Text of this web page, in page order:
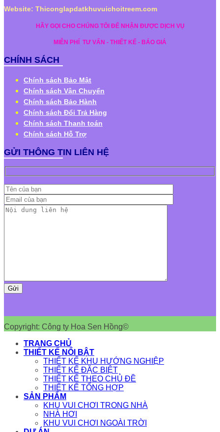
Website: Thiconglapdatkhuvuichoitreem.com
HÃY GỌI CHO CHÚNG TÔI ĐỂ NHẬN ĐƯỢC DỊCH VỤ
MIỄN PHÍ TƯ VẤN - THIẾT KẾ - BÁO GIÁ
CHÍNH SÁCH
Chính sách Bảo Mật
Chính sách Vận Chuyển
Chính sách Bảo Hành
Chính sách Đổi Trả Hàng
Chính sách Thanh toán
Chính sách Hỗ Trợ
GỬI THÔNG TIN LIÊN HỆ
Copyright: Công ty Hoa Sen Hồng©
TRANG CHỦ
THIẾT KẾ NỔI BẬT
THIẾT KẾ KHU HƯỚNG NGHIỆP
THIẾT KẾ ĐẶC BIỆT
THIẾT KẾ THEO CHỦ ĐỀ
THIẾT KẾ TỔNG HỢP
SẢN PHẨM
KHU VUI CHƠI TRONG NHÀ
NHÀ HƠI
KHU VUI CHƠI NGOÀI TRỜI